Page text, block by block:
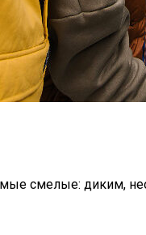
смелые: диким,